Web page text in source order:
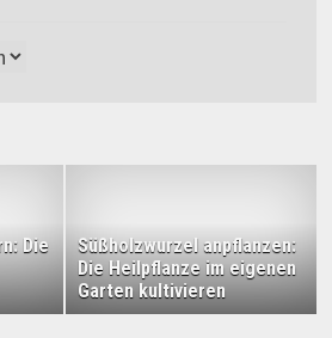
Die
Süßholzwurzel anpflanzen:
Die Heilpflanze im eigenen
Garten kultivieren